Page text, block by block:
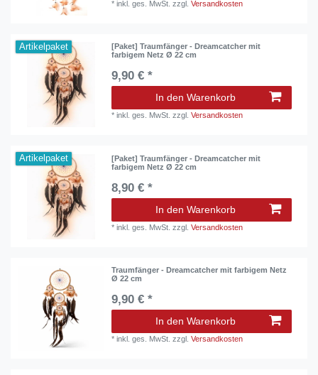
*inkl. ges. MwSt. zzgl.Versandkosten
Artikelpaket
[Paket] Traumfänger - Dreamcatcher mit
farbigem Netz Ø 22 cm
9,90 € *
In den Warenkorb
*inkl. ges. MwSt. zzgl.Versandkosten
Artikelpaket
[Paket] Traumfänger - Dreamcatcher mit
farbigem Netz Ø 22 cm
8,90 € *
In den Warenkorb
*inkl. ges. MwSt. zzgl.Versandkosten
Traumfänger - Dreamcatcher mit farbigem Netz
Ø 22 cm
9,90 € *
In den Warenkorb
*inkl. ges. MwSt. zzgl.Versandkosten